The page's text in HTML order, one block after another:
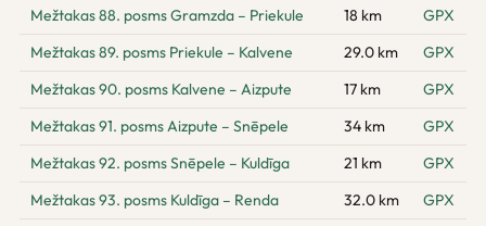
Mežtakas 88. posms Gramzda – Priekule 18 km
GPX
Mežtakas 89. posms Priekule – Kalvene
29.0 km
GPX
Mežtakas 90. posms Kalvene – Aizpute
17 km
GPX
Mežtakas 91. posms Aizpute – Snēpele
34 km
GPX
Mežtakas 92. posms Snēpele – Kuldīga
21 km
GPX
Mežtakas 93. posms Kuldīga – Renda
32.0 km
GPX